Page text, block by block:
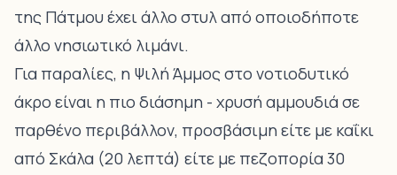
της Πάτμου έχει άλλο στυλ από οποιοδήποτε
άλλο νησιωτικό λιμάνι.
Για παραλίες, η Ψιλή Άμμος στο νοτιοδυτικό
άκρο είναι η πιο διάσημη - χρυσή αμμουδιά σε
παρθένο περιβάλλον, προσβάσιμη είτε με καΐκι
από Σκάλα (20 λεπτά) είτε με πεζοπορία 30